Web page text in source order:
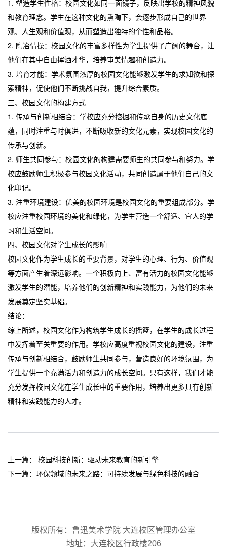
1. 塑造学生性格：校园文化如同一面镜子，反映出学校的精神风貌
和教育理念。学生在这种文化的熏陶下，会逐步形成自己的世界
观、人生观和价值观，从而塑造出独特的个性和品格。
2. 陶冶情操：校园文化的丰富多样性为学生提供了广阔的舞台，让
他们在其中自由挥洒才华，培养审美情趣和创造力。
3. 培育才能：学术氛围浓厚的校园文化能够激发学生的求知欲和探
索精神，促使他们不断挑战自我，提升综合素质。
三、校园文化的构建方式
1. 传承与创新相结合：学校应充分挖掘和传承自身的历史文化底
蕴，同时注重与时俱进，不断吸收新的文化元素，实现校园文化的
传承与创新。
2. 师生共同参与：校园文化的构建需要师生的共同参与和努力。学
校应鼓励师生积极参与校园文化活动，共同创造属于他们自己的文
化印记。
3. 注重环境建设：优美的校园环境是校园文化的重要组成部分。学
校应注重校园环境的美化和绿化，为学生营造一个舒适、宜人的学
习和生活空间。
四、校园文化对学生成长的影响
校园文化作为学生成长的重要背景，对学生的心理、行为、价值观
等方面产生着深远影响。一个积极向上、富有活力的校园文化能够
激发学生的潜能，培养他们的创新精神和实践能力，为他们的未来
发展奠定坚实基础。
结论：
综上所述，校园文化作为构筑学生成长的摇篮，在学生的成长过程
中发挥着至关重要的作用。学校应高度重视校园文化的建设，注重
传承与创新相结合，鼓励师生共同参与，营造良好的环境氛围，为
学生提供一个充满活力和创造力的成长空间。只有这样，我们才能
充分发挥校园文化在学生成长中的重要作用，培养出更多具有创新
精神和实践能力的人才。
上一篇： 校园科技创新：驱动未来教育的新引擎
下一篇： 环保领域的未来之路：可持续发展与绿色科技的融合
版权所有： 鲁迅美术学院 大连校区管理办公室
地址：大连校区行政楼206